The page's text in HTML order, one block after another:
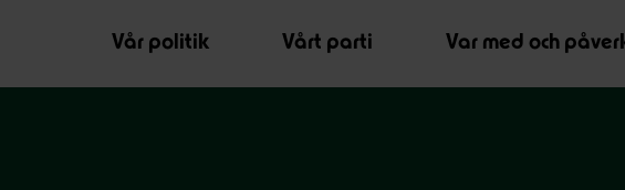
Vår politik
Vårt parti Var med och